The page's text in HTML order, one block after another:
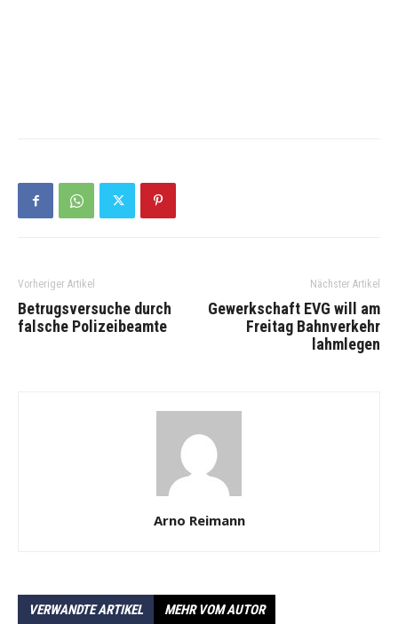
Vorheriger Artikel
Betrugsversuche durch
falsche Polizeibeamte
Nächster Artikel
Gewerkschaft EVG will am
Freitag Bahnverkehr
lahmlegen
Arno Reimann
VERWANDTE ARTIKEL MEHR VOM AUTOR